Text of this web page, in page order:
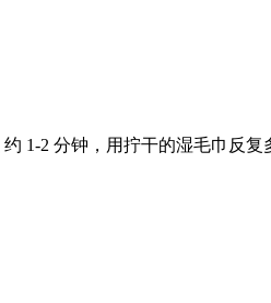
约 1-2 分钟，用拧干的湿毛巾反复